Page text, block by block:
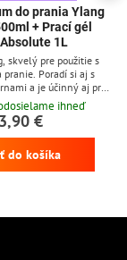
do prania Ylang
+ Prací gél
1L
skvelý pre použitie s
Poradí si aj s
a je účinný aj pri
teplotách ihneď
€
do košíka